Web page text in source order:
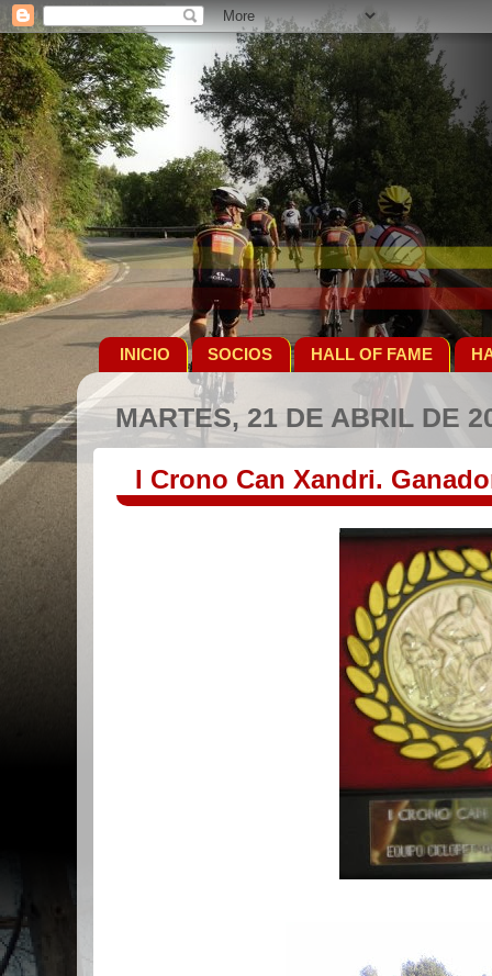
INICIO SOCIOS HALL OF FAME
MARTES, 21 DE ABRIL DE
I Crono Can Xandri.